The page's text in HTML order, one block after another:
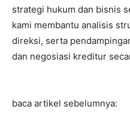
strategi hukum dan bisnis
kami membantu analisis
direksi, serta
dan negosiasi kreditur
baca artikel sebelumnya: